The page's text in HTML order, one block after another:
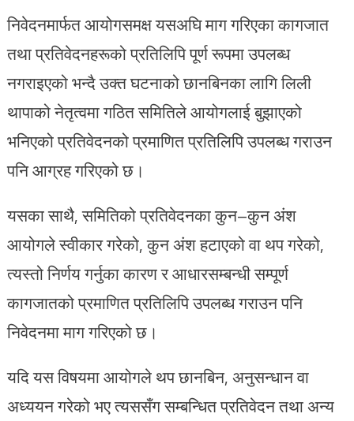
निवेदनमार्फत आयोगसमक्ष यसअघि माग गरिएका कागजात
तथा प्रतिवेदनहरूको प्रतिलिपि पूर्ण रूपमा उपलब्ध
नगराइएको भन्दै उक्त घटनाको छानबिनका लागि लिली
थापाको नेतृत्वमा गठित समितिले आयोगलाई बुझाएको
भनिएको प्रतिवेदनको प्रमाणित प्रतिलिपि उपलब्ध गराउन
पनि आग्रह गरिएको छ।
यसका साथै, समितिको प्रतिवेदनका कुन–कुन अंश
आयोगले स्वीकार गरेको, कुन अंश हटाएको वा थप गरेको,
त्यस्तो निर्णय गर्नुका कारण र आधारसम्बन्धी सम्पूर्ण
कागजातको प्रमाणित प्रतिलिपि उपलब्ध गराउन पनि
निवेदनमा माग गरिएको छ।
यदि यस विषयमा आयोगले थप छानबिन, अनुसन्धान वा
अध्ययन गरेको भए त्यससँग सम्बन्धित प्रतिवेदन तथा अन्य